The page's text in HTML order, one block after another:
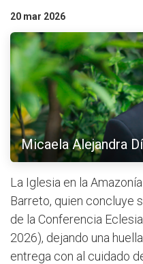
20 mar 2026
Micaela Alejandra
La Iglesia en la
Barreto, quien concluye
de la Conferencia
2026), dejando una
entrega con al cuidado